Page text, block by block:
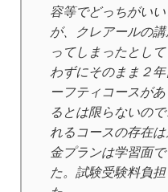
容等でどっちがい
が、クレアールの
ってしまったとし
わずにそのまま２
ーフティコースが
るとは限らないの
れるコースの存在
金プランは学習面
た。試験受験料負